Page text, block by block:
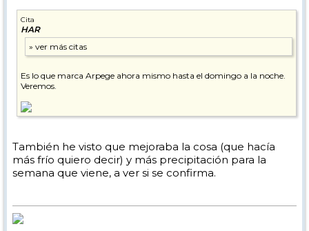
Cita
HAR
Es lo que marca Arpege ahora mismo hasta el domingo a la noche.
Veremos.
También he visto que mejoraba la cosa (que hacía
más frío quiero decir) y más precipitación para la
semana que viene, a ver si se confirma.